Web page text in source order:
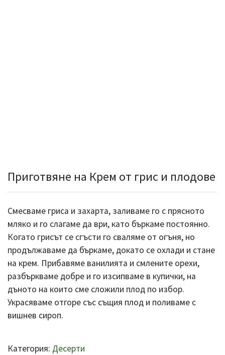
Приготвяне на Крем от грис и плодове
Смесваме гриса и захарта, заливаме го с прясното
мляко и го слагаме да ври, като бъркаме постоянно.
Когато грисът се сгъсти го сваляме от огъня, но
продължаваме да бъркаме, докато се охлади и стане
на крем. Прибавяме ванилията и смлените орехи,
разбъркваме добре и го изсипваме в купички, на
дъното на които сме сложили плод по избор.
Украсяваме отгоре със същия плод и поливаме с
вишнев сироп.
Категория: Десерти